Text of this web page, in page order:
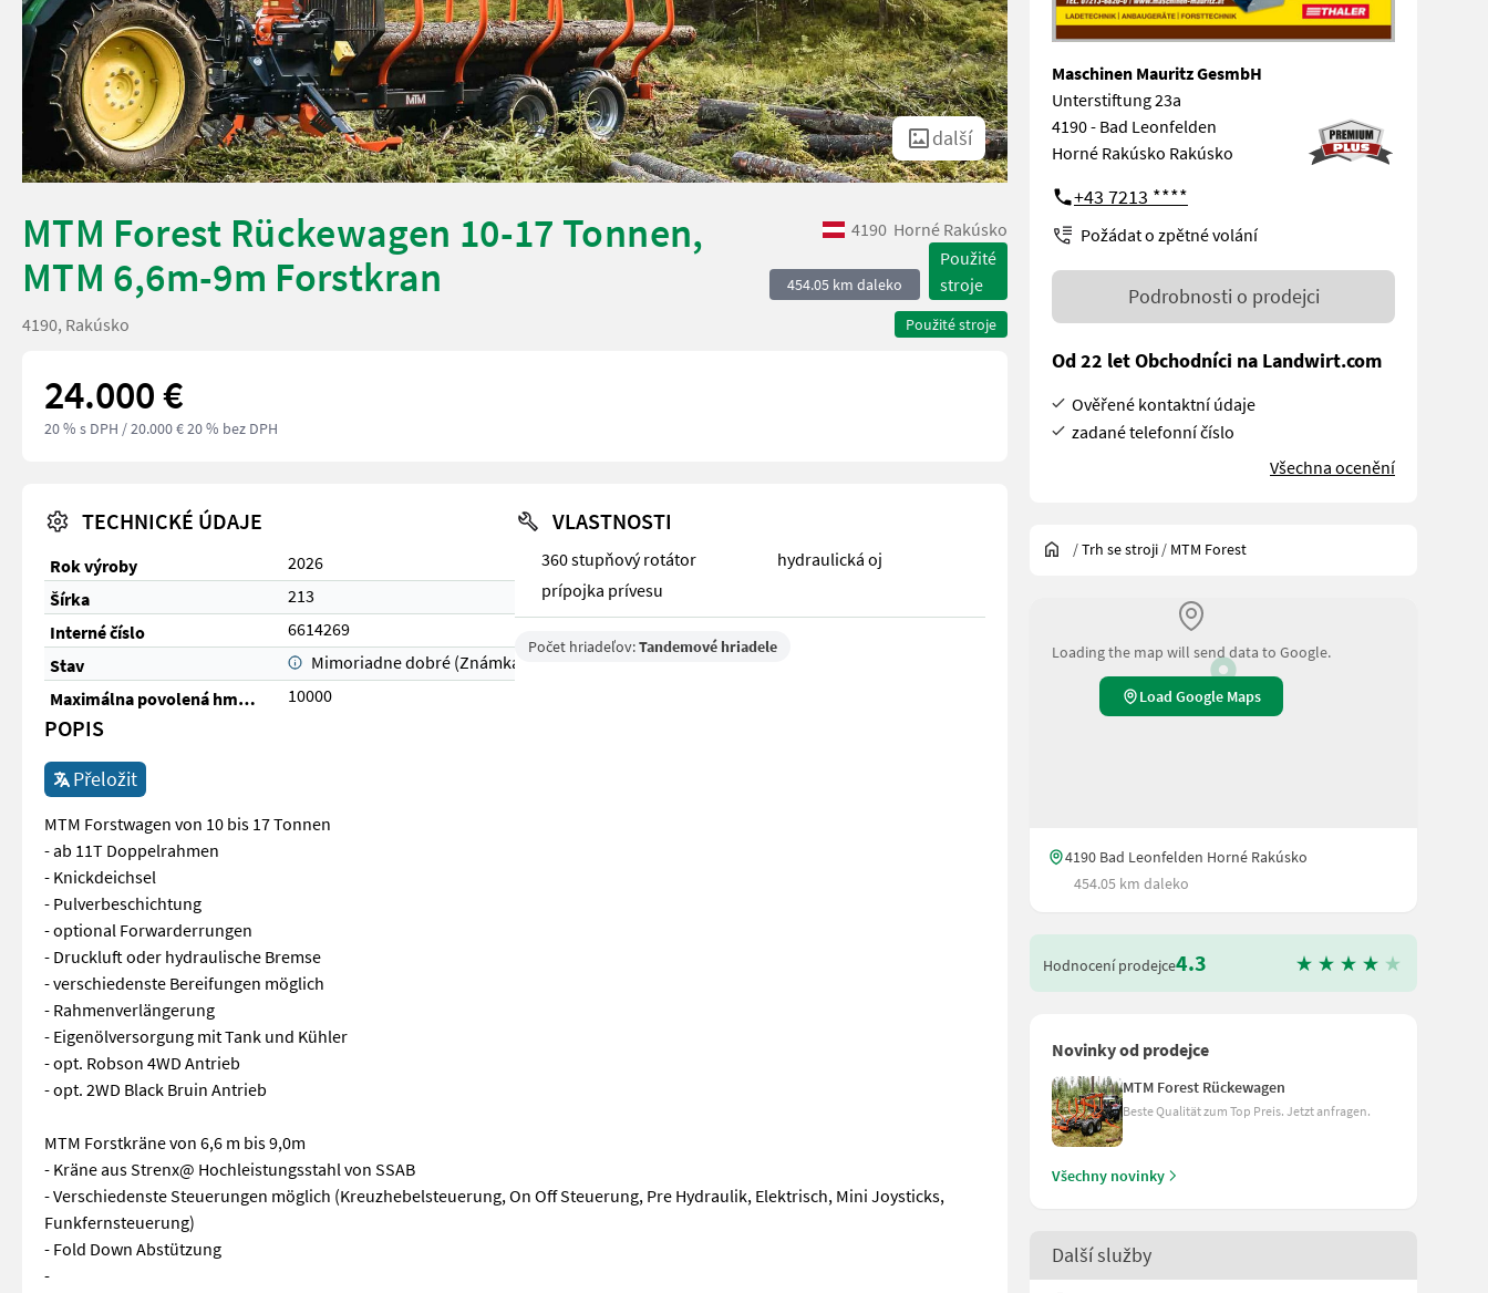
další
MTM Forest Rückewagen 10-17 Tonnen,
MTM 6,6m-9m Forstkran
4190 Horné Rakúsko
454.05 km daleko
Použité
stroje
Použité stroje
4190, Rakúsko
24.000 €
20 % s DPH / 20.000 € 20 % bez DPH
TECHNICKÉ ÚDAJE
Rok výroby
2026
Šírka
213
Interné číslo
6614269
Stav
Mimoriadne dobré (Známka 1)
Maximálna povolená hmotnosť (kg)
10000
VLASTNOSTI
360 stupňový rotátor
hydraulická oj
prípojka prívesu
Počet hriadeľov:Tandemové hriadele
POPIS
Přeložit
MTM Forstwagen von 10 bis 17 Tonnen
- ab 11T Doppelrahmen
- Knickdeichsel
- Pulverbeschichtung
- optional Forwarderrungen
- Druckluft oder hydraulische Bremse
- verschiedenste Bereifungen möglich
- Rahmenverlängerung
- Eigenölversorgung mit Tank und Kühler
- opt. Robson 4WD Antrieb
- opt. 2WD Black Bruin Antrieb
MTM Forstkräne von 6,6 m bis 9,0m
- Kräne aus Strenx@ Hochleistungsstahl von SSAB
- Verschiedenste Steuerungen möglich (Kreuzhebelsteuerung, On Off Steuerung, Pre Hydraulik, Elektrisch, Mini Joysticks,
Funkfernsteuerung)
- Fold Down Abstützung
-
Maschinen Mauritz GesmbH
Unterstiftung 23a
4190 - Bad Leonfelden
Horné Rakúsko Rakúsko
+43 7213 ****
Požádat o zpětné volání
Podrobnosti o prodejci
Od 22 let Obchodníci na Landwirt.com
Ověřené kontaktní údaje
zadané telefonní číslo
Všechna ocenění
/Trh se stroji / MTM Forest
Loading the map will send data to Google.
Load Google Maps
4190 Bad Leonfelden Horné Rakúsko
454.05 km daleko
Hodnocení prodejce4.3
Novinky od prodejce
MTM Forest Rückewagen
Beste Qualität zum Top Preis. Jetzt anfragen.
Všechny novinky
Další služby